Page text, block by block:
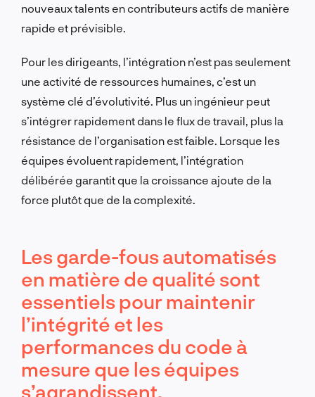
nouveaux talents en contributeurs actifs de manière
rapide et prévisible.
Pour les dirigeants, l’intégration n’est pas seulement
une activité de ressources humaines, c’est un
système clé d’évolutivité. Plus un ingénieur peut
s’intégrer rapidement dans le flux de travail, plus la
résistance de l’organisation est faible. Lorsque les
équipes évoluent rapidement, l’intégration
délibérée garantit que la croissance ajoute de la
force plutôt que de la complexité.
Les garde-fous automatisés
en matière de qualité sont
essentiels pour maintenir
l’intégrité et les
performances du code à
mesure que les équipes
s’agrandissent.